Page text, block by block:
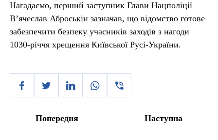
Нагадаємо, перший заступник Глави Нацполіції
В’ячеслав Аброськін зазначав, що відомство готове
забезпечити безпеку учасників заходів з нагоди
1030-річчя хрещення Київської Русі-України.
Попередня Наступна